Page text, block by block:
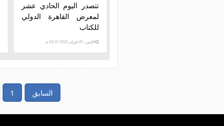
تتصدر اليوم الحادي عشر
لمعرض القاهرة الدولي
للكتاب
الإثنين، 05 فبراير 2024 03:15 م
السابق 1